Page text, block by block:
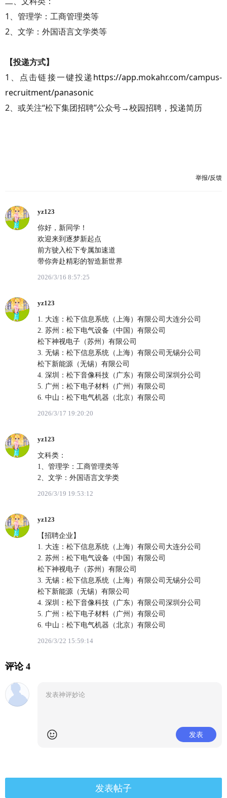
1、管理学：工商管理类等
2、文学：外国语言文学类等
【投递方式】
1、点击链接一键投递https://app.mokahr.com/campus-
recruitment/panasonic
2、或关注“松下集团招聘”公众号→校园招聘，投递简历
举报/反馈
yz123
你好，新同学！
欢迎来到逐梦新起点
前方驶入松下专属加速道
带你奔赴精彩的智造新世界
2026/3/16 8:57:25
yz123
1. 大连：松下信息系统（上海）有限公司大连分公司
2. 苏州：松下电气设备（中国）有限公司
松下神视电子（苏州）有限公司
3. 无锡：松下信息系统（上海）有限公司无锡分公司
松下新能源（无锡）有限公司
4. 深圳：松下音像科技（广东）有限公司深圳分公司
5. 广州：松下电子材料（广州）有限公司
6. 中山：松下电气机器（北京）有限公司
2026/3/17 19:20:20
yz123
文科类：
1、管理学：工商管理类等
2、文学：外国语言文学类
2026/3/19 19:53:12
yz123
【招聘企业】
1. 大连：松下信息系统（上海）有限公司大连分公司
2. 苏州：松下电气设备（中国）有限公司
松下神视电子（苏州）有限公司
3. 无锡：松下信息系统（上海）有限公司无锡分公司
松下新能源（无锡）有限公司
4. 深圳：松下音像科技（广东）有限公司深圳分公司
5. 广州：松下电子材料（广州）有限公司
6. 中山：松下电气机器（北京）有限公司
2026/3/22 15:59:14
评论 4
发表
发表帖子